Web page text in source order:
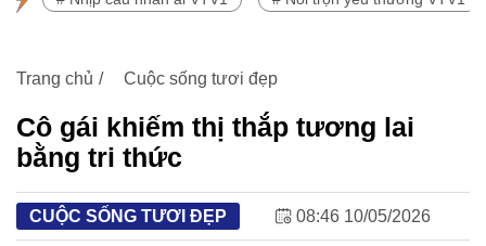
Trang chủ Cuộc sống tươi đẹp
Cô gái khiếm thị thắp tương lai
bằng tri thức
CUỘC SỐNG TƯƠI ĐẸP 08:46 10/05/2026